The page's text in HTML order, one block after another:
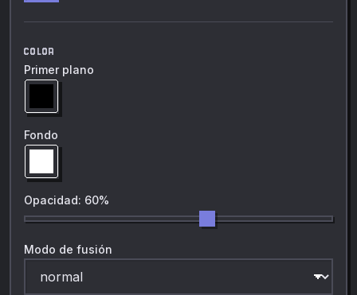
COLOR
Primer plano
Fondo
Opacidad: 60%
Modo de fusión